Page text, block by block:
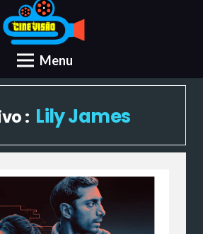
Menu
: Lily James